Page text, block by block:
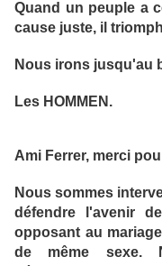
Quand un peuple a
cause juste, il
Nous irons jusqu'au
Les HOMMEN.
Ami Ferrer, merci
Nous sommes
défendre l'avenir
opposant au
de même sexe.